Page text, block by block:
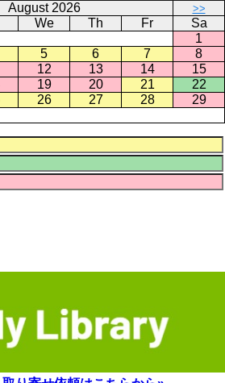
August 2026 >>
We Th Fr
Sa
1
5 6 7
8
12 13 14
15
19 20 21
22
26 27 28
29